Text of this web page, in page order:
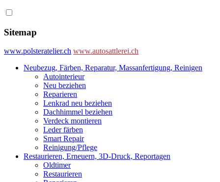
Sitemap
www.polsteratelier.ch www.autosattlerei.ch
Neubezug, Färben, Reparatur, Massanfertigung, Reinigen
Autointerieur
Neu beziehen
Reparieren
Lenkrad neu beziehen
Dachhimmel beziehen
Verdeck montieren
Leder färben
Smart Repair
Reinigung/Pflege
Restaurieren, Erneuern, 3D-Druck, Reportagen
Oldtimer
Restaurieren